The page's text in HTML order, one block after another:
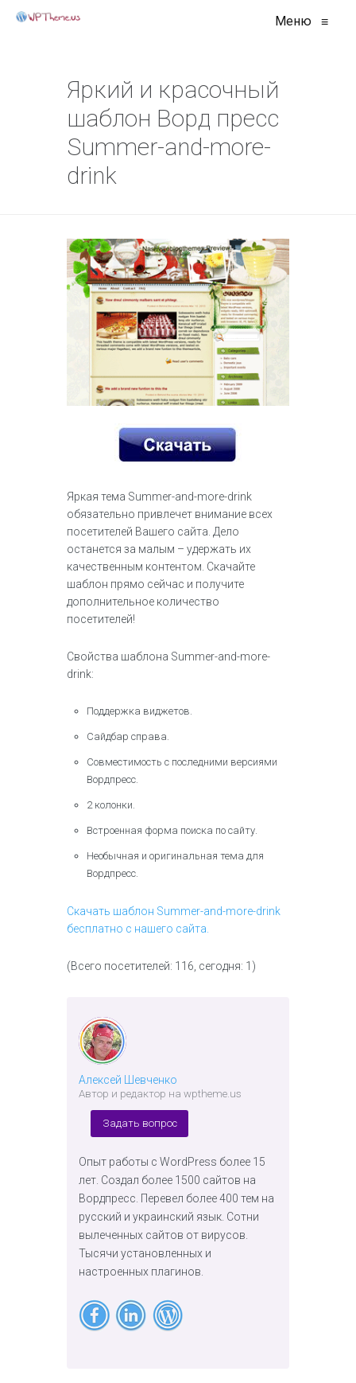
Меню ≡
Яркий и красочный
шаблон Ворд пресс
Summer-and-more-
drink
Яркая тема Summer-and-more-drink
обязательно привлечет внимание всех
посетителей Вашего сайта. Дело
останется за малым – удержать их
качественным контентом. Скачайте
шаблон прямо сейчас и получите
дополнительное количество
посетителей!
Свойства шаблона Summer-and-more-
drink:
Поддержка виджетов.
Сайдбар справа.
Совместимость с последними версиями
Вордпресс.
2 колонки.
Встроенная форма поиска по сайту.
Необычная и оригинальная тема для
Вордпресс.
Скачать шаблон Summer-and-more-drink
бесплатно с нашего сайта.
(Всего посетителей: 116, сегодня: 1)
Алексей Шевченко
Автор и редактор на wptheme.us
Задать вопрос
Опыт работы с WordPress более 15
лет. Создал более 1500 сайтов на
Вордпресс. Перевел более 400 тем на
русский и украинский язык. Сотни
вылеченных сайтов от вирусов.
Тысячи установленных и
настроенных плагинов.